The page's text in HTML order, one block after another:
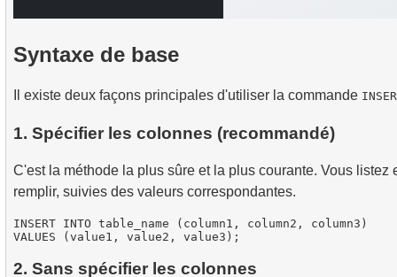
Syntaxe de base
Il existe deux façons principales d'utiliser la commande
1. Spécifier les colonnes (recommandé)
C'est la méthode la plus sûre et la plus courante. Vous listez
remplir, suivies des valeurs correspondantes.
INSERT INTO table_name (column1, column2, column3)
2. Sans spécifier les colonnes